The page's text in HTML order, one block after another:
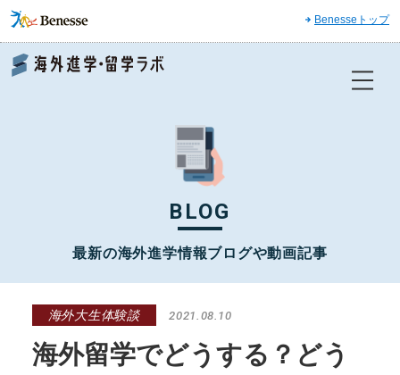
Benesseトップ
BLOG
最新の海外進学情報ブログや動画記事
海外大生体験談 2021.08.10
海外留学でどうする？どう